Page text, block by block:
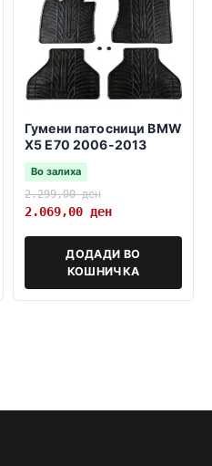
Гумени патосници BMW
X5 E70 2006-2013
Во залиха
2.299,00ден
2.069,00 ден
ДОДАДИ ВО
КОШНИЧКА